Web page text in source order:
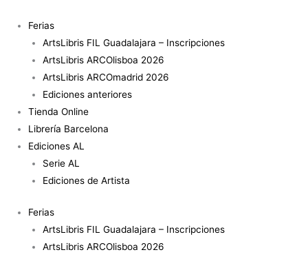
contenido
Ferias
ArtsLibris FIL Guadalajara – Inscripciones
ArtsLibris ARCOlisboa 2026
ArtsLibris ARCOmadrid 2026
Ediciones anteriores
Tienda Online
Librería Barcelona
Ediciones AL
Serie AL
Ediciones de Artista
Ferias
ArtsLibris FIL Guadalajara – Inscripciones
ArtsLibris ARCOlisboa 2026